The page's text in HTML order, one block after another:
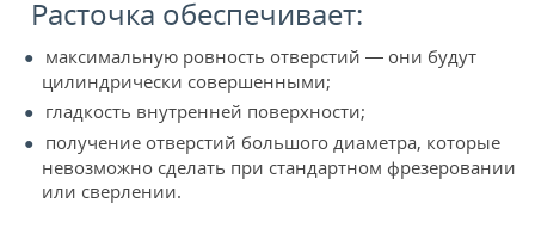
Расточка обеспечивает:
максимальную ровность отверстий — они будут
цилиндрически совершенными;
гладкость внутренней поверхности;
получение отверстий большого диаметра, которые
невозможно сделать при стандартном фрезеровании
или сверлении.